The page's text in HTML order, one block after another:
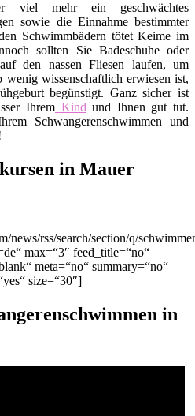
viel mehr ein geschwächtes
sowie die Einnahme bestimmter
Schwimmbädern tötet Keime im
sollten Sie Badeschuhe oder
den nassen Fliesen laufen, um
wissenschaftlich erwiesen ist,
begünstigt. Ganz sicher ist
Ihrem Kind und Ihnen gut tut.
Schwangerenschwimmen und
in Mauer
news/rss/search/section/q/
max=“3″ feed_title=“no“
meta=“no“ summary=“no“
size=“30″]
in